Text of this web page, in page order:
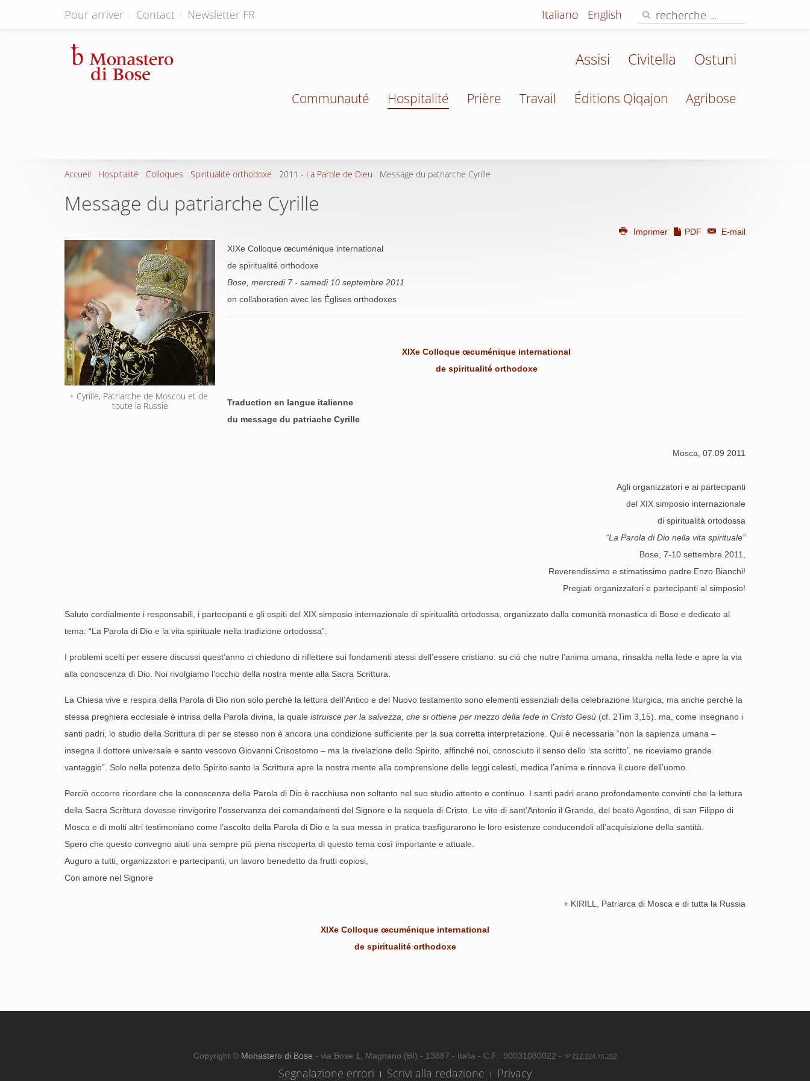
Pour arriver Contact Newsletter FR Italiano English
Assisi Civitella Ostuni
Communauté Hospitalité Prière Travail Éditions Qiqajon Agribose
Accueil Hospitalité Colloques Spiritualité orthodoxe 2011 - La Parole de Dieu Message du patriarche Cyrille
Message du patriarche Cyrille
Imprimer PDF E-mail
+ Cyrille, Patriarche de Moscou et de
toute la Russie
XIXe Colloque œcuménique international
de spiritualité orthodoxe
Bose, mercredi 7 - samedi 10 septembre 2011
en collaboration avec les Églises orthodoxes
XIXe Colloque œcuménique international
de spiritualité orthodoxe
Traduction en langue italienne
du message du patriache Cyrille
Mosca, 07.09 2011
Agli organizzatori e ai partecipanti
del XIX simposio internazionale
di spiritualità ortodossa
“La Parola di Dio nella vita spirituale”
Bose, 7-10 settembre 2011,
Reverendissimo e stimatissimo padre Enzo Bianchi!
Pregiati organizzatori e partecipanti al simposio!
Saluto cordialmente i responsabili, i partecipanti e gli ospiti del XIX simposio internazionale di spiritualità ortodossa, organizzato dalla comunità monastica di Bose e dedicato al
tema: “La Parola di Dio e la vita spirituale nella tradizione ortodossa”.
I problemi scelti per essere discussi quest’anno ci chiedono di riflettere sui fondamenti stessi dell’essere cristiano: su ciò che nutre l’anima umana, rinsalda nella fede e apre la via
alla conoscenza di Dio. Noi rivolgiamo l’occhio della nostra mente alla Sacra Scrittura.
La Chiesa vive e respira della Parola di Dio non solo perché la lettura dell’Antico e del Nuovo testamento sono elementi essenziali della celebrazione liturgica, ma anche perché la
stessa preghiera ecclesiale è intrisa della Parola divina, la quale istruisce per la salvezza, che si ottiene per mezzo della fede in Cristo Gesù (cf. 2Tim 3,15). ma, come insegnano i
santi padri, lo studio della Scrittura di per se stesso non è ancora una condizione sufficiente per la sua corretta interpretazione. Qui è necessaria “non la sapienza umana –
insegna il dottore universale e santo vescovo Giovanni Crisostomo – ma la rivelazione dello Spirito, affinché noi, conosciuto il senso dello ‘sta scritto’, ne riceviamo grande
vantaggio”. Solo nella potenza dello Spirito santo la Scrittura apre la nostra mente alla comprensione delle leggi celesti, medica l’anima e rinnova il cuore dell’uomo.
Perciò occorre ricordare che la conoscenza della Parola di Dio è racchiusa non soltanto nel suo studio attento e continuo. I santi padri erano profondamente convinti che la lettura
della Sacra Scrittura dovesse rinvigorire l’osservanza dei comandamenti del Signore e la sequela di Cristo. Le vite di sant’Antonio il Grande, del beato Agostino, di san Filippo di
Mosca e di molti altri testimoniano come l’ascolto della Parola di Dio e la sua messa in pratica trasfigurarono le loro esistenze conducendoli all’acquisizione della santità.
Spero che questo convegno aiuti una sempre più piena riscoperta di questo tema così importante e attuale.
Auguro a tutti, organizzatori e partecipanti, un lavoro benedetto da frutti copiosi,
Con amore nel Signore
+ KIRILL, Patriarca di Mosca e di tutta la Russia
XIXe Colloque œcuménique international
de spiritualité orthodoxe
Copyright © Monastero di Bose - via Bose 1, Magnano (BI) - 13887 - Italia - C.F.: 90031080022 - IP 212.224.76.252
Segnalazione errori Scrivi alla redazione Privacy